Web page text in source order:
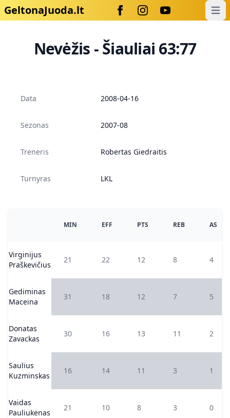
GeltonaJuoda.lt
Nevėžis - Šiauliai 63:77
Data 2008-04-16
Sezonas 2007-08
Treneris Robertas Giedraitis
Turnyras LKL
MIN EFF PTS REB AS
Virginijus
Praškevičius
21 22 12 8 4
Gediminas
Maceina
31 18 12 7 5
Donatas
Zavackas
30 16 13 11 2
Saulius
Kuzminskas
16 14 11 3 1
Vaidas
Pauliukėnas
21 10 8 3 0